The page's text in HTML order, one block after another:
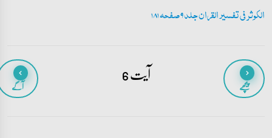
الکوثر فی تفسیر القران جلد 9 صفحہ 181
پیچھے آیت 6 آگے